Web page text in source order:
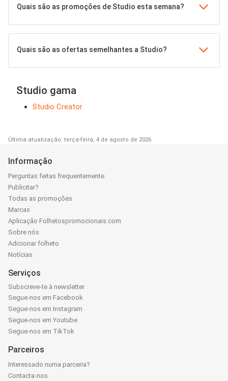
Quais são as promoções de Studio esta semana?
Quais são as ofertas semelhantes a Studio?
Studio gama
Studio Creator
Última atualização: terça-feira, 4 de agosto de 2026
Informação
Perguntas feitas frequentemente
Publicitar?
Todas as promoções
Marcas
Aplicação Folhetospromocionais.com
Sobre nós
Adicionar folheto
Notícias
Serviços
Subscreve-te à newsletter
Segue-nos em Facebook
Segue-nos em Instagram
Segue-nos em Youtube
Segue-nos em TikTok
Parceiros
Interessado numa parceria?
Contacta-nos